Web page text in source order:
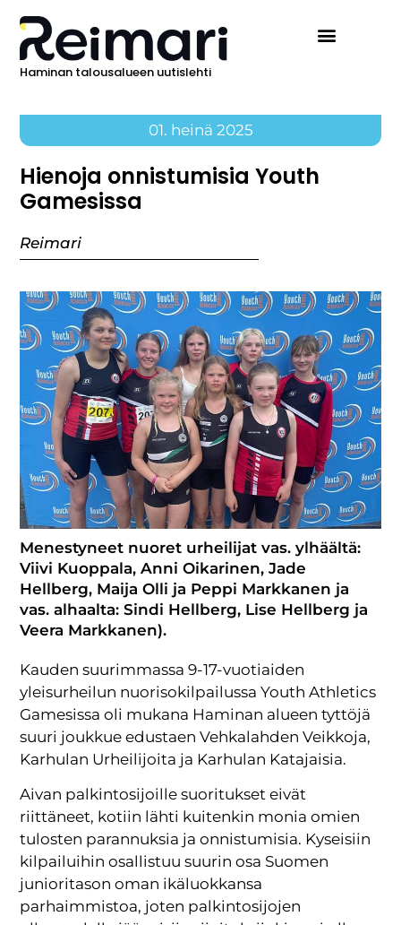
Haminan talousalueen uutislehti
01. heinä 2025
Hienoja onnistumisia Youth
Gamesissa
Reimari
Menestyneet nuoret urheilijat vas. ylhäältä:
Viivi Kuoppala, Anni Oikarinen, Jade
Hellberg, Maija Olli ja Peppi Markkanen ja
vas. alhaalta: Sindi Hellberg, Lise Hellberg ja
Veera Markkanen).
Kauden suurimmassa 9-17-vuotiaiden
yleisurheilun nuorisokilpailussa Youth Athletics
Gamesissa oli mukana Haminan alueen tyttöjä
suuri joukkue edustaen Vehkalahden Veikkoja,
Karhulan Urheilijoita ja Karhulan Katajaisia.
Aivan palkintosijoille suoritukset eivät
riittäneet, kotiin lähti kuitenkin monia omien
tulosten parannuksia ja onnistumisia. Kyseisiin
kilpailuihin osallistuu suurin osa Suomen
junioritason oman ikäluokkansa
parhaimmistoa, joten palkintosijojen